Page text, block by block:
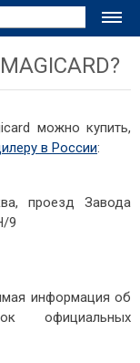
можно купить,
в России:
проезд Завода
9
информация об
официальных